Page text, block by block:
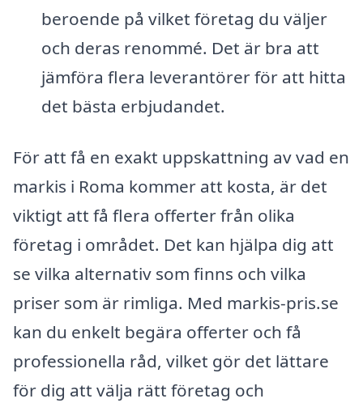
beroende på vilket företag du väljer
och deras renommé. Det är bra att
jämföra flera leverantörer för att hitta
det bästa erbjudandet.
För att få en exakt uppskattning av vad en
markis i Roma kommer att kosta, är det
viktigt att få flera offerter från olika
företag i området. Det kan hjälpa dig att
se vilka alternativ som finns och vilka
priser som är rimliga. Med markis-pris.se
kan du enkelt begära offerter och få
professionella råd, vilket gör det lättare
för dig att välja rätt företag och